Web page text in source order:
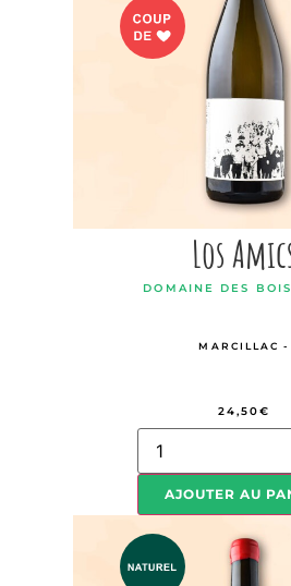
Los
DOMAINE DES
MARCILLAC -
24,50€
AJOUTER AU